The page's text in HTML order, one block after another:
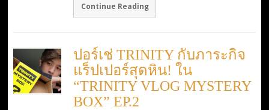
Continue Reading
ปอร์เช่ TRINITY กับภาระกิจ
แร็ปเปอร์สุดหิน! ใน
“TRINITY VLOG MYSTERY
BOX” EP.2